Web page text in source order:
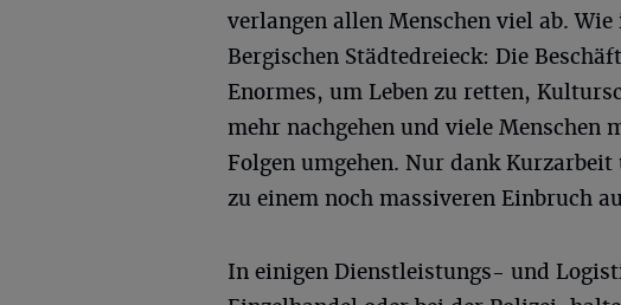
verlangen allen Menschen viel ab.
Bergischen Städtedreieck: Die
Enormes, um Leben zu retten,
mehr nachgehen und viele Menschen
Folgen umgehen. Nur dank
zu einem noch massiveren Einbruch
In einigen Dienstleistungs- und